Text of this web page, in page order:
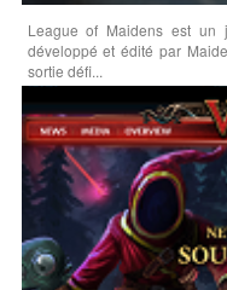
League of Maidens est
développé et édité par
sortie défi...